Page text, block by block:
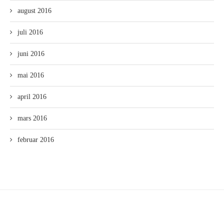
august 2016
juli 2016
juni 2016
mai 2016
april 2016
mars 2016
februar 2016